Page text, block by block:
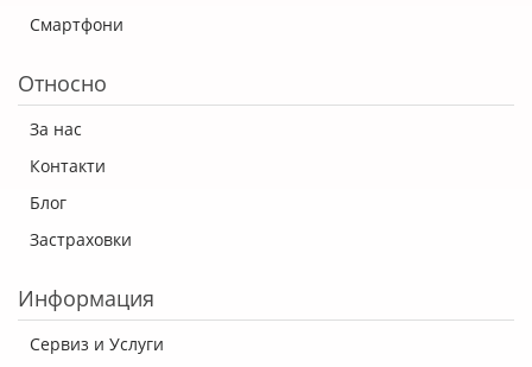
Смартфони
Относно
За нас
Контакти
Блог
Застраховки
Информация
Сервиз и Услуги